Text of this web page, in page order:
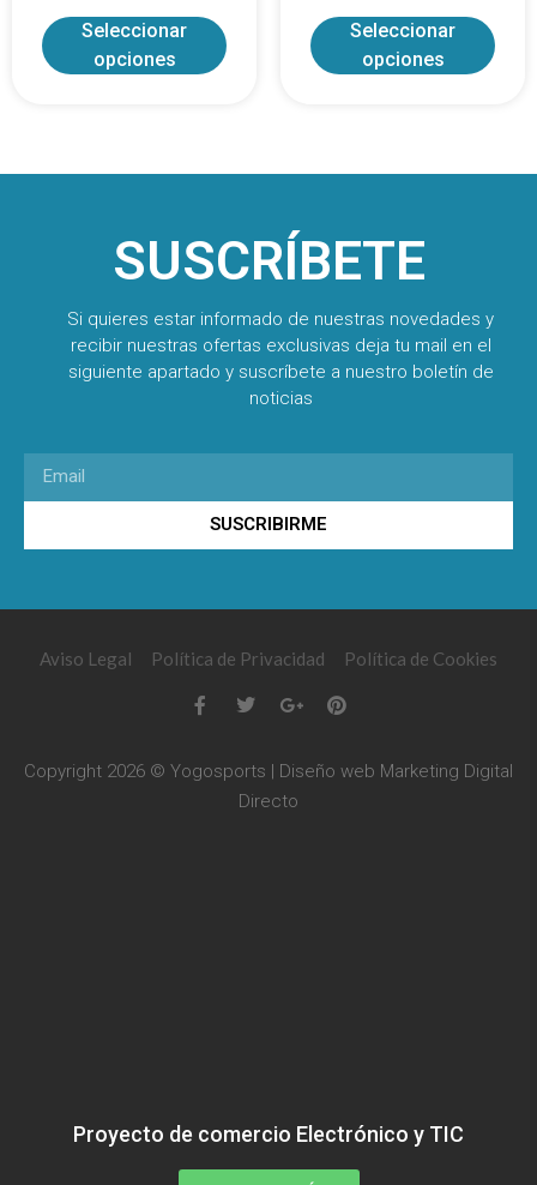
Seleccionar
opciones
Seleccionar
opciones
SUSCRÍBETE
Si quieres estar informado de nuestras novedades y
recibir nuestras ofertas exclusivas deja tu mail en el
siguiente apartado y suscríbete a nuestro boletín de
noticias
SUSCRIBIRME
Aviso Legal Política de Privacidad Política de Cookies
Copyright 2026 © Yogosports | Diseño web Marketing Digital
Directo
Proyecto de comercio Electrónico y TIC